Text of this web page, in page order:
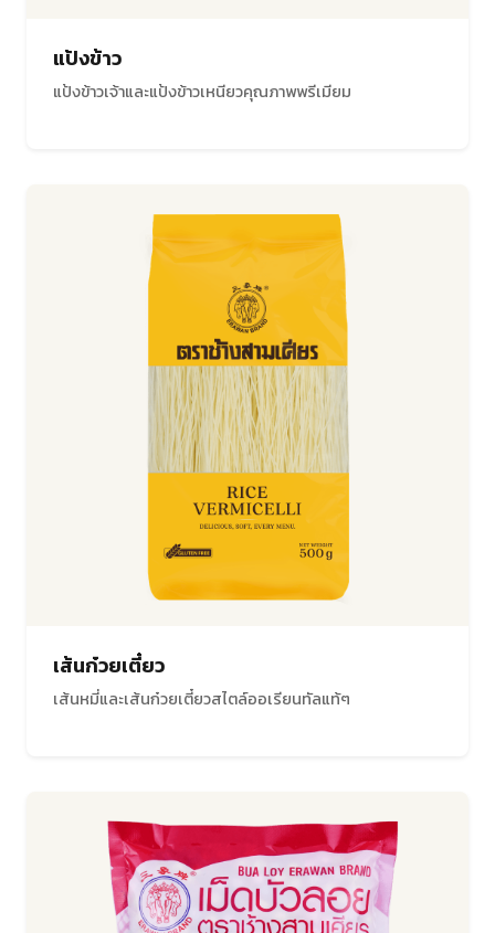
แป้งข้าว
แป้งข้าวเจ้าและแป้งข้าวเหนียวคุณภาพพรีเมียม
เส้นก๋วยเตี๋ยว
เส้นหมี่และเส้นก๋วยเตี๋ยวสไตล์ออเรียนทัลแท้ๆ